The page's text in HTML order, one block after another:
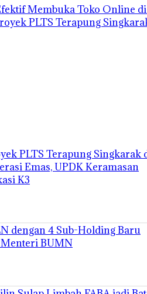
Membuka Toko Online
PLTS Terapung Singkarak